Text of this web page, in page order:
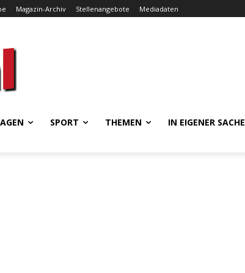
Magazin-Archiv Stellenangebote Mediadaten
SPORT THEMEN IN EIGENER SACHE